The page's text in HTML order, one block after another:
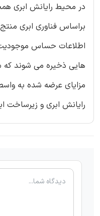
در محیط رایانش ابری
براساس فناوری ابری
اطلاعات حساس موجودیت
هایی ذخیره می شوند که
مزایای عرضه شده به
رایانش ابری و زیرساخت